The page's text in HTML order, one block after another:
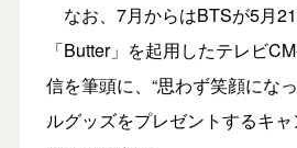
なお、7月からはBTSが5月
「Butter」を起用したテレビ
信を筆頭に、“思わず笑顔にな
ルグッズをプレゼントするキ